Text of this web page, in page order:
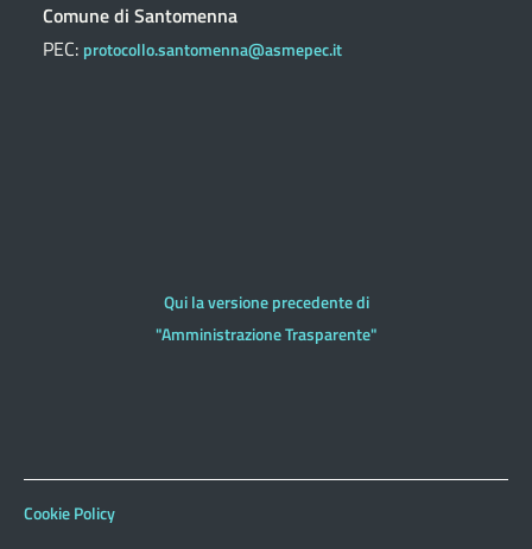
Comune di Santomenna
PEC: protocollo.santomenna@asmepec.it
Qui la versione precedente di
"Amministrazione Trasparente"
Cookie Policy